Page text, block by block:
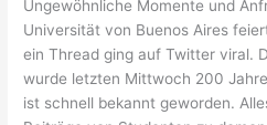
Ungewöhnliche Momente und
Universität von Buenos Aires
ein Thread ging auf Twitter viral.
wurde letzten Mittwoch 200
ist schnell bekannt geworden.